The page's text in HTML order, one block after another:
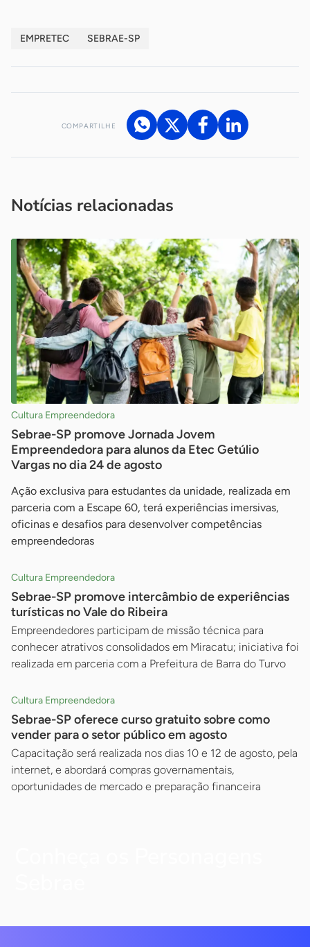
EMPRETEC SEBRAE-SP
COMPARTILHE
Notícias relacionadas
Cultura Empreendedora
Sebrae-SP promove Jornada Jovem
Empreendedora para alunos da Etec Getúlio
Vargas no dia 24 de agosto
Ação exclusiva para estudantes da unidade, realizada em
parceria com a Escape 60, terá experiências imersivas,
oficinas e desafios para desenvolver competências
empreendedoras
Cultura Empreendedora
Sebrae-SP promove intercâmbio de experiências
turísticas no Vale do Ribeira
Empreendedores participam de missão técnica para
conhecer atrativos consolidados em Miracatu; iniciativa foi
realizada em parceria com a Prefeitura de Barra do Turvo
Cultura Empreendedora
Sebrae-SP oferece curso gratuito sobre como
vender para o setor público em agosto
Capacitação será realizada nos dias 10 e 12 de agosto, pela
internet, e abordará compras governamentais,
oportunidades de mercado e preparação financeira